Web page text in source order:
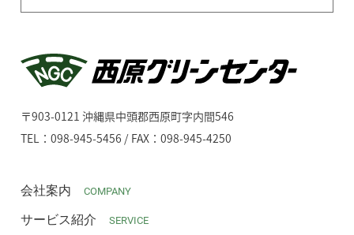
〒903-0121 沖縄県中頭郡西原町字内間546
TEL：098-945-5456 / FAX：098-945-4250
会社案内 COMPANY
サービス紹介 SERVICE